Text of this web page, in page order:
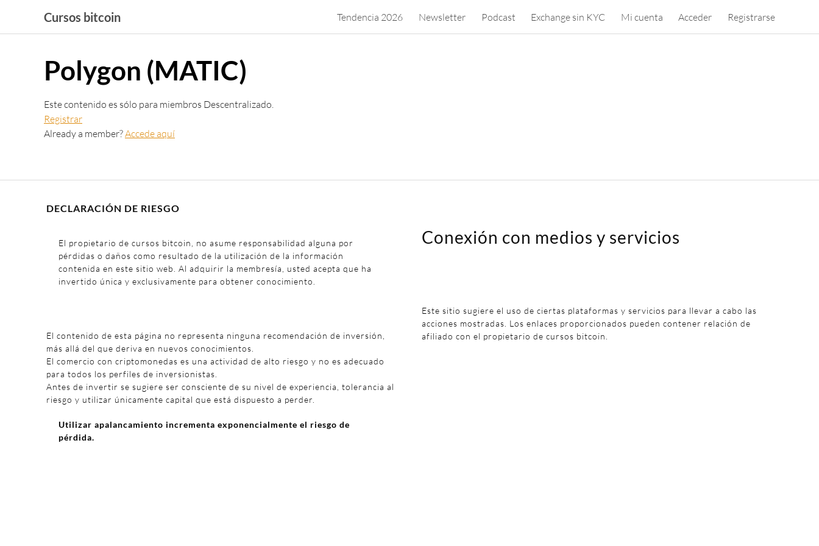
contenido
Cursos bitcoin Tendencia 2026 Newsletter Podcast Exchange sin KYC Mi cuenta Acceder Registrarse
Polygon (MATIC)
Este contenido es sólo para miembros Descentralizado.
Registrar
Already a member?Accede aquí
DECLARACIÓN DE RIESGO
El propietario de cursos bitcoin, no asume responsabilidad alguna por
pérdidas o daños como resultado de la utilización de la información
contenida en este sitio web. Al adquirir la membresía, usted acepta que ha
invertido única y exclusivamente para obtener conocimiento.
El contenido de esta página no representa ninguna recomendación de inversión,
más allá del que deriva en nuevos conocimientos.
El comercio con criptomonedas es una actividad de alto riesgo y no es adecuado
para todos los perfiles de inversionistas.
Antes de invertir se sugiere ser consciente de su nivel de experiencia, tolerancia al
riesgo y utilizar únicamente capital que está dispuesto a perder.
Utilizar apalancamiento incrementa exponencialmente el riesgo de
pérdida.
Conexión con medios y servicios
Este sitio sugiere el uso de ciertas plataformas y servicios para llevar a cabo las
acciones mostradas. Los enlaces proporcionados pueden contener relación de
afiliado con el propietario de cursos bitcoin.